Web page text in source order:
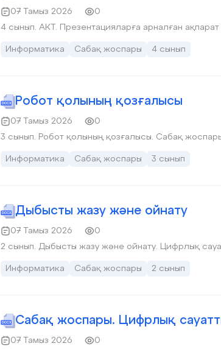
07 Тамыз 2026
0
4 сынып. АКТ. Презентацияларға арналған ақпарат
Информатика Сабақ жоспары 4 сынып
Робот қолының қозғалысы
07 Тамыз 2026
0
3 сынып. Робот қолының қозғалысы. Сабақ
Информатика Сабақ жоспары 3 сынып
Дыбысты жазу және ойнату
07 Тамыз 2026
0
2 сынып. Дыбысты жазу және ойнату. Цифрлық
Информатика Сабақ жоспары 2 сынып
Сабақ жоспары. Цифрлық
07 Тамыз 2026
0